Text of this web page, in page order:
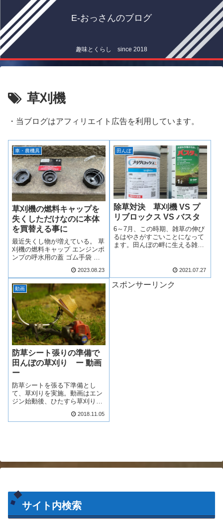
E-おっさんのブログ
趣味とくらし since 2018
草刈機
・当ブログはアフィリエイト広告を利用しています。
車・農機具
草刈機の燃料キャップを
失くしただけなのに本体
を買替える事に
最近失くし物が増えている。 草
刈機の燃料キャップ エンジンポ
ンプの呼水用の蓋 ゴム手袋 小
口を土で塞ぎ水が排水路に出て
いかないようにするために土を
かき集める際に使用。全て圃場
の水管理や除草に関する部品や
小道具で...
2023.08.23
田んぼ
除草対決 草刈機 VS プ
リブロックス VS バスタ
6～7月、この時期、雑草の伸び
るはやさがすごいことになって
ます。田んぼの畔に生える雑草
40cmくらいの大きさになって
いてびっくりする事がありま
す。雑草を取り除く方法は大き
2021.07.27
動画
防草シート張りの準備で
田んぼの草刈り ー 動画
ー
防草シートを張る下準備とし
て、草刈りを実施。動画はエン
ジン始動後、ひたすら草刈りし
ルはもっと下にすれば良かった
2018.11.05
スポンサーリンク
サイト内検索